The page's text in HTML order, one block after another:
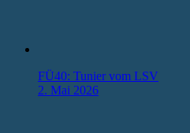
FÜ40: Tunier vom LSV
2. Mai 2026